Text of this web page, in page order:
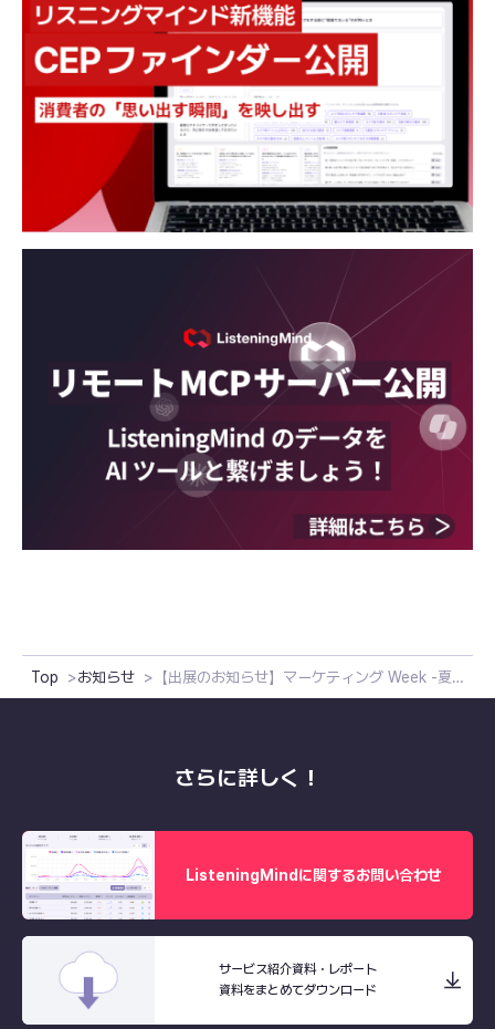
Top お知らせ 【出展のお知らせ】マーケティング Week -夏 2025- にリスニングマインドが出展します！
さらに詳しく！
ListeningMindに関するお問い合わせ
サービス紹介資料・レポート
資料をまとめてダウンロード